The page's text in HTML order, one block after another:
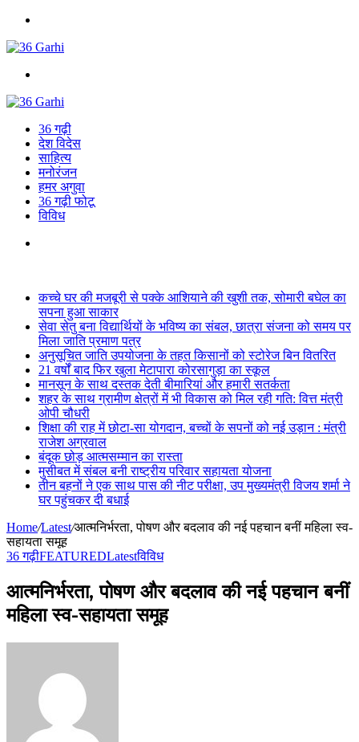
36 गढ़ी
देश विदेस
साहित्य
मनोरंजन
हमर अगुवा
36 गढ़ी फोटू
विविध
कच्चे घर की मजबूरी से पक्के आशियाने की खुशी तक, सोमारी बघेल का
सपना हुआ साकार
सेवा सेतु बना विद्यार्थियों के भविष्य का संबल, छात्रा संजना को समय पर
मिला जाति प्रमाण पत्र
अनुसूचित जाति उपयोजना के तहत किसानों को स्टोरेज बिन वितरित
21 वर्षों बाद फिर खुला मेटापारा कोरसागुड़ा का स्कूल
मानसून के साथ दस्तक देती बीमारियां और हमारी सतर्कता
शहर के साथ ग्रामीण क्षेत्रों में भी विकास को मिल रही गति: वित्त मंत्री
ओपी चौधरी
शिक्षा की राह में छोटा-सा योगदान, बच्चों के सपनों को नई उड़ान : मंत्री
राजेश अग्रवाल
बंदूक छोड़ आत्मसम्मान का रास्ता
मुसीबत में संबल बनी राष्ट्रीय परिवार सहायता योजना
तीन बहनों ने एक साथ पास की नीट परीक्षा, उप मुख्यमंत्री विजय शर्मा ने
घर पहुंचकर दी बधाई
Home/Latest/आत्मनिर्भरता, पोषण और बदलाव की नई पहचान बनीं महिला स्व-
सहायता समूह
36 गढ़ीFEATUREDLatestविविध
आत्मनिर्भरता, पोषण और बदलाव की नई पहचान बनीं
महिला स्व-सहायता समूह